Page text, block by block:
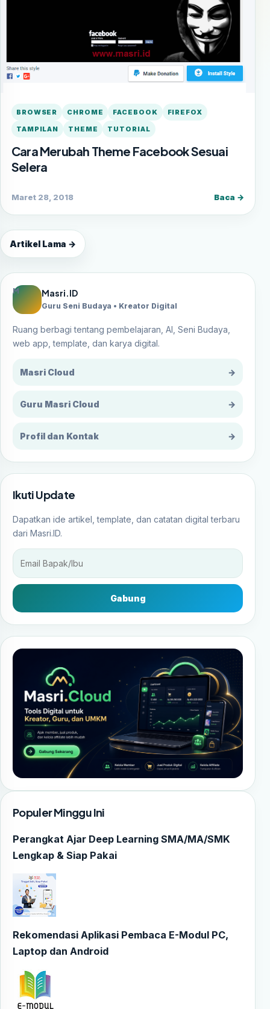
BROWSER CHROME FACEBOOK
FIREFOX
TAMPILAN
THEME TUTORIAL
Cara Merubah Theme Facebook Sesuai
Selera
Maret 28, 2018 Baca →
Artikel Lama →
M Masri.ID
Guru Seni Budaya • Kreator Digital
Ruang berbagi tentang pembelajaran, AI, Seni Budaya,
web app, template, dan karya digital.
Masri Cloud →
Guru Masri Cloud →
Profil dan Kontak →
Ikuti Update
Dapatkan ide artikel, template, dan catatan digital terbaru
dari Masri.ID.
Gabung
Populer Minggu Ini
Perangkat Ajar Deep Learning SMA/MA/SMK
Lengkap & Siap Pakai
Rekomendasi Aplikasi Pembaca E-Modul PC,
Laptop dan Android